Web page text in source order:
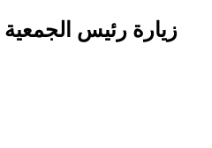
زيارة رئيس الجمعية